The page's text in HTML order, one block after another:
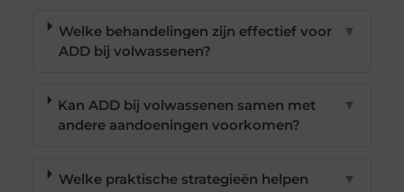
Welke behandelingen zijn effectief voor
ADD bij volwassenen?
▼
Kan ADD bij volwassenen samen met
andere aandoeningen voorkomen?
▼
Welke praktische strategieën helpen
▼